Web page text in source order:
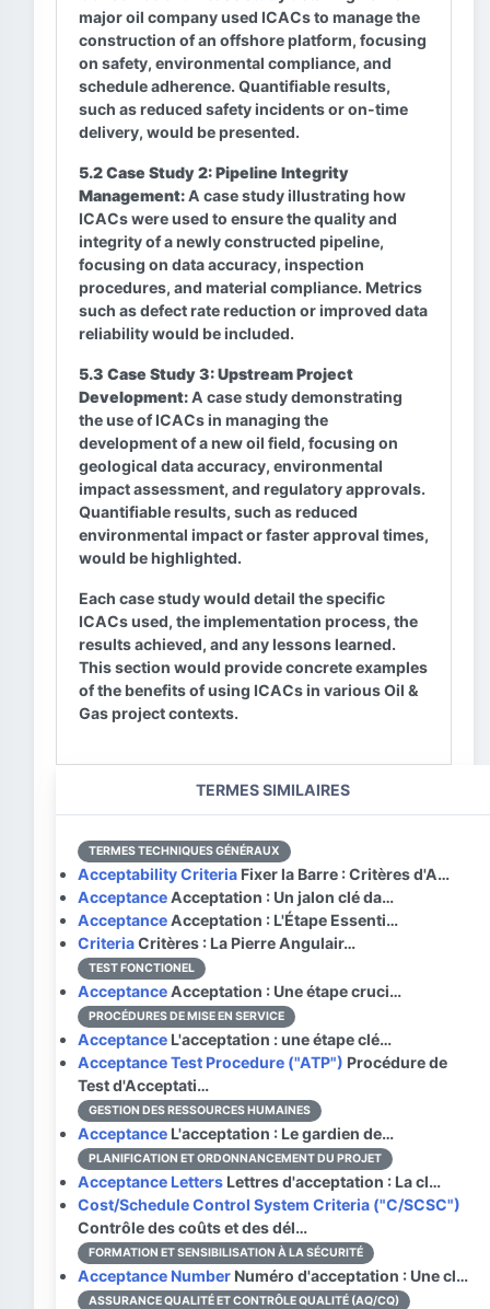
major oil company used ICACs to manage the
construction of an offshore platform, focusing
on safety, environmental compliance, and
schedule adherence. Quantifiable results,
such as reduced safety incidents or on-time
delivery, would be presented.
5.2 Case Study 2: Pipeline Integrity
Management:A case study illustrating how
ICACs were used to ensure the quality and
integrity of a newly constructed pipeline,
focusing on data accuracy, inspection
procedures, and material compliance. Metrics
such as defect rate reduction or improved data
reliability would be included.
5.3 Case Study 3: Upstream Project
Development:A case study demonstrating
the use of ICACs in managing the
development of a new oil field, focusing on
geological data accuracy, environmental
impact assessment, and regulatory approvals.
Quantifiable results, such as reduced
environmental impact or faster approval times,
would be highlighted.
Each case study would detail the specific
ICACs used, the implementation process, the
results achieved, and any lessons learned.
This section would provide concrete examples
of the benefits of using ICACs in various Oil &
Gas project contexts.
TERMES SIMILAIRES
TERMES TECHNIQUES GÉNÉRAUX
Acceptability Criteria Fixer la Barre : Critères d'A…
AcceptanceAcceptation : Un jalon clé da…
AcceptanceAcceptation : L'Étape Essenti…
CriteriaCritères : La Pierre Angulair…
TEST FONCTIONEL
AcceptanceAcceptation : Une étape cruci…
PROCÉDURES DE MISE EN SERVICE
Acceptance L'acceptation : une étape clé…
Acceptance Test Procedure ("ATP") Procédure de
Test d'Acceptati…
GESTION DES RESSOURCES HUMAINES
Acceptance L'acceptation : Le gardien de…
PLANIFICATION ET ORDONNANCEMENT DU PROJET
Acceptance Letters Lettres d'acceptation : La cl…
Cost/Schedule Control System Criteria ("C/SCSC")
Contrôle des coûts et des dél…
FORMATION ET SENSIBILISATION À LA SÉCURITÉ
Acceptance Number Numéro d'acceptation : Une cl…
ASSURANCE QUALITÉ ET CONTRÔLE QUALITÉ (AQ/CQ)